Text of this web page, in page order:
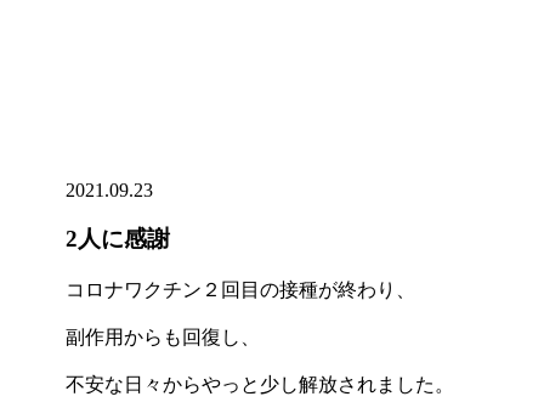
2021.09.23
2人に感謝
コロナワクチン２回目の接種が終わり、
副作用からも回復し、
不安な日々からやっと少し解放されました。